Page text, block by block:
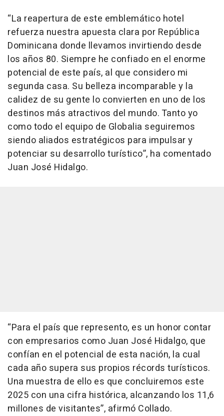
“La reapertura de este emblemático hotel
refuerza nuestra apuesta clara por República
Dominicana donde llevamos invirtiendo desde
los años 80. Siempre he confiado en el enorme
potencial de este país, al que considero mi
segunda casa. Su belleza incomparable y la
calidez de su gente lo convierten en uno de los
destinos más atractivos del mundo. Tanto yo
como todo el equipo de Globalia seguiremos
siendo aliados estratégicos para impulsar y
potenciar su desarrollo turístico”, ha comentado
Juan José Hidalgo.
“Para el país que represento, es un honor contar
con empresarios como Juan José Hidalgo, que
confían en el potencial de esta nación, la cual
cada año supera sus propios récords turísticos.
Una muestra de ello es que concluiremos este
2025 con una cifra histórica, alcanzando los 11,6
millones de visitantes”, afirmó Collado.